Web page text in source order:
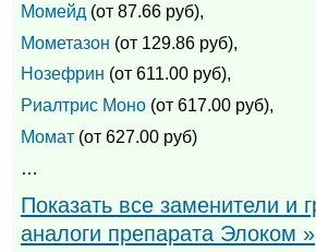
Момейд (от 87.66 руб),
Мометазон (от 129.86 руб),
Нозефрин (от 611.00 руб),
Риалтрис Моно (от 617.00 руб),
Момат (от 627.00 руб)
…
Показать все заменители и
аналоги препарата Элоком »